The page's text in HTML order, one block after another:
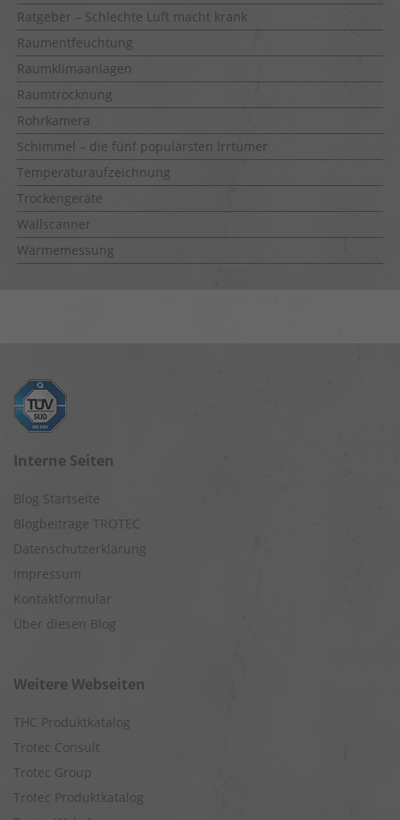
Ratgeber – Schlechte Luft macht krank
Raumentfeuchtung
Raumklimaanlagen
Raumtrocknung
Rohrkamera
Schimmel – die fünf populärsten Irrtümer
Temperaturaufzeichnung
Trockengeräte
Wallscanner
Wärmemessung
Interne Seiten
Blog Startseite
Blogbeiträge TROTEC
Datenschutzerklärung
Impressum
Kontaktformular
Über diesen Blog
Weitere Webseiten
THC Produktkatalog
Trotec Consult
Trotec Group
Trotec Produktkatalog